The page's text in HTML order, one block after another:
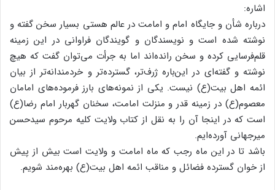
اشاره:
درباره شأن و جایگاه امام و امامت در عالم هستی بسیار سخن گفته و
نوشته شده است و نویسندگان و گویندگان فراوانی در این زمینه
قلم‌فرسایی کرده و سخن رانده‌اند اما به جرأت می‌توان گفت که هیچ
نوشته و گفته‌ای در این‌باره ژرف‌تر، گسترده‌تر و خردمندانه‌تر از بیان
ائمه اهل بیت(ع) نیست. یکی از نمونه‌های بارز فرموده‌های امامان
معصوم(ع) در زمینه قدر و منزلت امامت، سخنان گهربار امام رضا(ع)
است که در اینجا آن را به نقل از کتاب ولایت کلیه مرحوم سیدحسن
میرجهانی آورده‌ایم.
باشد تا در این ماه رجب که ماه امامت و ولایت است بیش از پیش
از خوان گسترده فضائل و مناقب ائمه اهل بیت(ع) بهره‌مند شویم.